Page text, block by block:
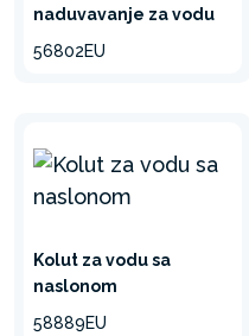
naduvavanje za vodu
56802EU
Kolut za vodu sa
naslonom
58889EU